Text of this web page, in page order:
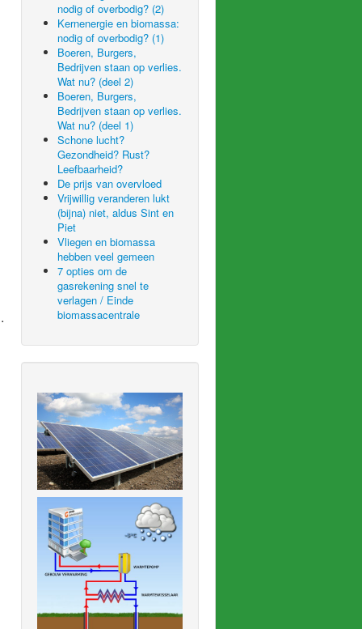
nodig of overbodig? (2)
Kernenergie en biomassa:
nodig of overbodig? (1)
Boeren, Burgers,
Bedrijven staan op verlies.
Wat nu? (deel 2)
Boeren, Burgers,
Bedrijven staan op verlies.
Wat nu? (deel 1)
Schone lucht?
Gezondheid? Rust?
Leefbaarheid?
De prijs van overvloed
Vrijwillig veranderen lukt
(bijna) niet, aldus Sint en
Piet
Vliegen en biomassa
hebben veel gemeen
7 opties om de
gasrekening snel te
verlagen / Einde
biomassacentrale